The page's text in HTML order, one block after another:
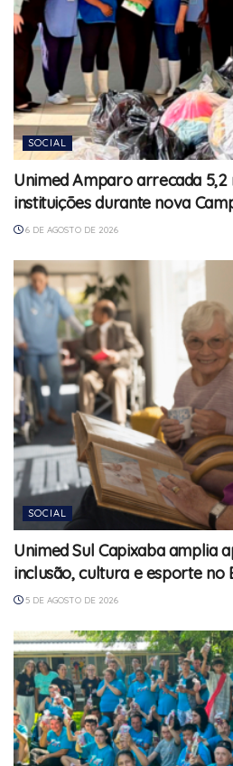
SOCIAL
Unimed Amparo arrecada 5,2
instituições durante nova
6 DE AGOSTO DE 2026
SOCIAL
Unimed Sul Capixaba amplia
inclusão, cultura e esporte no
5 DE AGOSTO DE 2026